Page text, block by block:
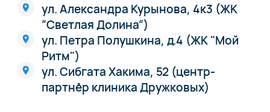
ул. Александра Курынова, 4к3 (ЖК
“Светлая Долина“)
ул. Петра Полушкина, д.4 (ЖК "Мой
Ритм")
ул. Сибгата Хакима, 52 (центр-
партнёр клиника Дружковых)